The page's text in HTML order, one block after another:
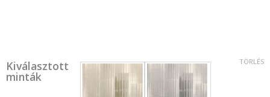
Kiválasztott
minták
TÖRLÉS